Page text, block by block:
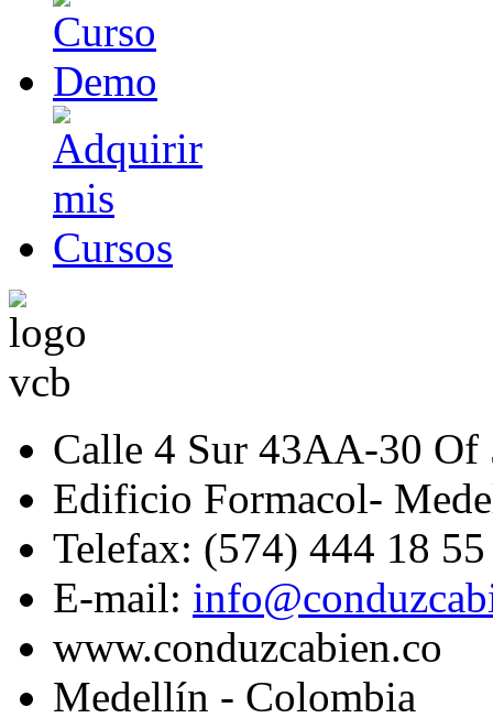
Calle 4 Sur 43AA-30 Of
Edificio Formacol-
Telefax: (574) 444 18
E-mail:
www.conduzcabien.co
Medellín - Colombia